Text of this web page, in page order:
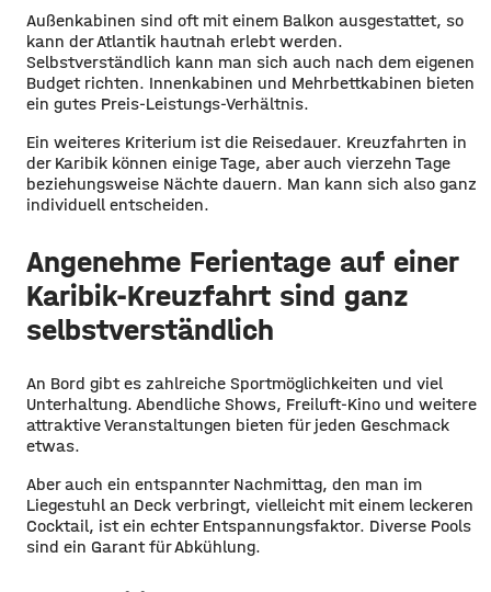
Außenkabinen sind oft mit einem Balkon ausgestattet, so
kann der Atlantik hautnah erlebt werden.
Selbstverständlich kann man sich auch nach dem eigenen
Budget richten. Innenkabinen und Mehrbettkabinen bieten
ein gutes Preis-Leistungs-Verhältnis.
Ein weiteres Kriterium ist die Reisedauer. Kreuzfahrten in
der Karibik können einige Tage, aber auch vierzehn Tage
beziehungsweise Nächte dauern. Man kann sich also ganz
individuell entscheiden.
Angenehme Ferientage auf einer
Karibik-Kreuzfahrt sind ganz
selbstverständlich
An Bord gibt es zahlreiche Sportmöglichkeiten und viel
Unterhaltung. Abendliche Shows, Freiluft-Kino und weitere
attraktive Veranstaltungen bieten für jeden Geschmack
etwas.
Aber auch ein entspannter Nachmittag, den man im
Liegestuhl an Deck verbringt, vielleicht mit einem leckeren
Cocktail, ist ein echter Entspannungsfaktor. Diverse Pools
sind ein Garant für Abkühlung.